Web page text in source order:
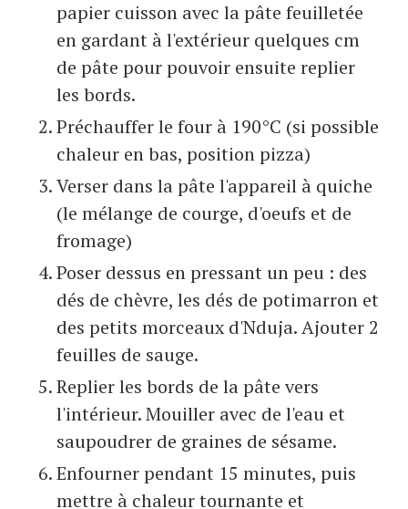
papier cuisson avec la pâte feuilletée
en gardant à l'extérieur quelques cm
de pâte pour pouvoir ensuite replier
les bords.
Préchauffer le four à 190°C (si possible
chaleur en bas, position pizza)
Verser dans la pâte l'appareil à quiche
(le mélange de courge, d'oeufs et de
fromage)
Poser dessus en pressant un peu : des
dés de chèvre, les dés de potimarron et
des petits morceaux d'Nduja. Ajouter 2
feuilles de sauge.
Replier les bords de la pâte vers
l'intérieur. Mouiller avec de l'eau et
saupoudrer de graines de sésame.
Enfourner pendant 15 minutes, puis
mettre à chaleur tournante et